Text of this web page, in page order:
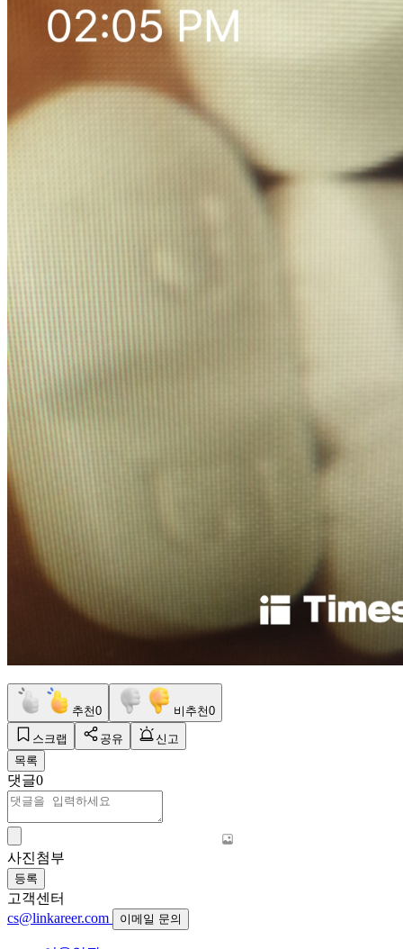
추천0 비추천0
스크랩 공유
신고
목록
댓글0
사진첨부
등록
고객센터
cs@linkareer.com
이메일 문의